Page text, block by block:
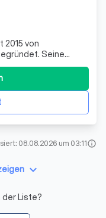
von
Seine
seinem Erfolg.
er sich intensiv
Videografie und
08.08.2026 um 03:11info
keyboard_arrow_down
der Liste?